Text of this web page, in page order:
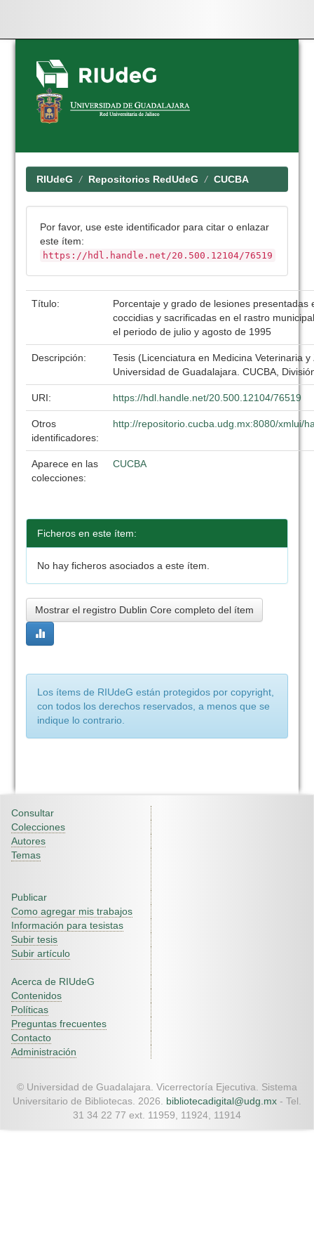
Skip
navigation
RIUdeG Repositorios RedUdeG CUCBA
Por favor, use este identificador para citar o enlazar
este ítem:
https://hdl.handle.net/20.500.12104/76519
Título:
Porcentaje y grado de lesiones presentadas
coccidias y sacrificadas en el rastro
el periodo de julio y agosto de 1995
Descripción:
Tesis (Licenciatura en Medicina Veterinaria
Universidad de Guadalajara. CUCBA,
URI: https://hdl.handle.net/20.500.12104/76519
Otros
identificadores:
http://repositorio.cucba.udg.mx:8080/xmlui/
Aparece en las
colecciones:
CUCBA
Ficheros en este ítem:
No hay ficheros asociados a este ítem.
Mostrar el registro Dublin Core completo del ítem
Los ítems de RIUdeG están protegidos por copyright,
con todos los derechos reservados, a menos que se
indique lo contrario.
Consultar
Colecciones
Autores
Temas
Publicar
Como agregar mis trabajos
Información para tesistas
Subir tesis
Subir artículo
Acerca de RIUdeG
Contenidos
Políticas
Preguntas frecuentes
Contacto
Administración
© Universidad de Guadalajara. Vicerrectoría Ejecutiva. Sistema
Universitario de Bibliotecas. 2026. bibliotecadigital@udg.mx - Tel.
31 34 22 77 ext. 11959, 11924, 11914